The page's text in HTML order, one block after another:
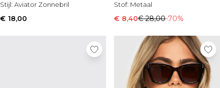
Stijl: Aviator Zonnebril
€ 18,00
Stof: Metaal
€ 8,40€ 28,00-70%